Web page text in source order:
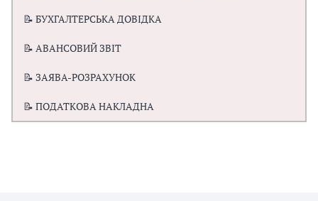
📝 БУХГАЛТЕРСЬКА ДОВІДКА
📝 АВАНСОВИЙ ЗВІТ
📝 ЗАЯВА-РОЗРАХУНОК
📝 ПОДАТКОВА НАКЛАДНА